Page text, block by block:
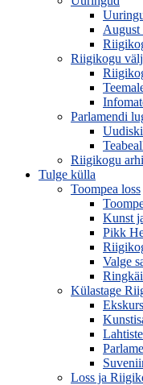
August
Riigikogu
Parlamendi
Riigikogu
Tulge külla
Toompea loss
Kunst
Pikk
Valge
Külastage
Loss ja